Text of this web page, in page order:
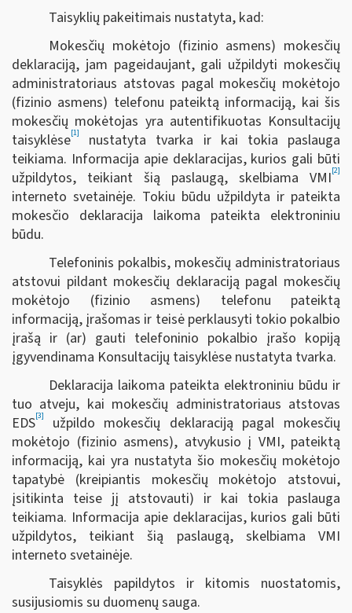
Taisyklių pakeitimais nustatyta, kad:
Mokesčių mokėtojo (fizinio asmens) mokesčių
deklaraciją, jam pageidaujant, gali užpildyti mokesčių
administratoriaus atstovas pagal mokesčių mokėtojo
(fizinio asmens) telefonu pateiktą informaciją, kai šis
mokesčių mokėtojas yra autentifikuotas Konsultacijų
taisyklėse[1]
nustatyta tvarka ir kai tokia paslauga
teikiama. Informacija apie deklaracijas, kurios gali būti
užpildytos, teikiant šią paslaugą, skelbiama VMI[2]
interneto svetainėje. Tokiu būdu užpildyta ir pateikta
mokesčio deklaracija laikoma pateikta elektroniniu
būdu.
Telefoninis pokalbis, mokesčių administratoriaus
atstovui pildant mokesčių deklaraciją pagal mokesčių
mokėtojo (fizinio asmens) telefonu pateiktą
informaciją, įrašomas ir teisė perklausyti tokio pokalbio
įrašą ir (ar) gauti telefoninio pokalbio įrašo kopiją
įgyvendinama Konsultacijų taisyklėse nustatyta tvarka.
Deklaracija laikoma pateikta elektroniniu būdu ir
tuo atveju, kai mokesčių administratoriaus atstovas
EDS[3]
užpildo mokesčių deklaraciją pagal mokesčių
mokėtojo (fizinio asmens), atvykusio į VMI, pateiktą
informaciją, kai yra nustatyta šio mokesčių mokėtojo
tapatybė (kreipiantis mokesčių mokėtojo atstovui,
įsitikinta teise jį atstovauti) ir kai tokia paslauga
teikiama. Informacija apie deklaracijas, kurios gali būti
užpildytos, teikiant šią paslaugą, skelbiama VMI
interneto svetainėje.
Taisyklės papildytos ir kitomis nuostatomis,
susijusiomis su duomenų sauga.